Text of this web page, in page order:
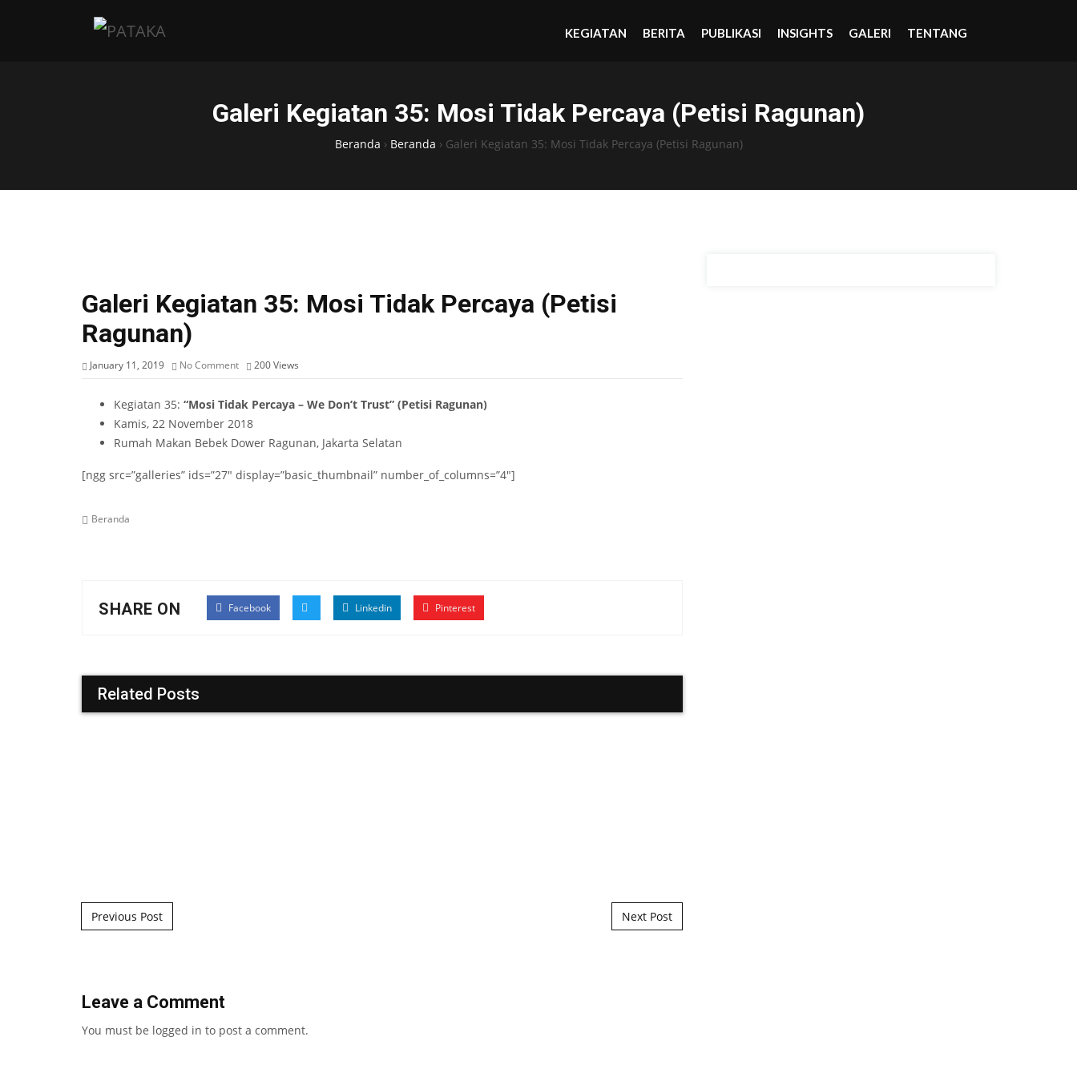
KEGIATAN BERITA PUBLIKASI INSIGHTS GALERI TENTANG
Galeri Kegiatan 35: Mosi Tidak Percaya (Petisi Ragunan)
Beranda › Beranda › Galeri Kegiatan 35: Mosi Tidak Percaya (Petisi Ragunan)
Galeri Kegiatan 35: Mosi Tidak Percaya (Petisi
Ragunan)
January 11, 2019 No Comment 200Views
Kegiatan 35: “Mosi Tidak Percaya – We Don’t Trust” (Petisi Ragunan)
Kamis, 22 November 2018
Rumah Makan Bebek Dower Ragunan, Jakarta Selatan
[ngg src=”galleries” ids=”27″ display=”basic_thumbnail” number_of_columns=”4″]
Beranda
SHARE ON Facebook Linkedin Pinterest
Related Posts
Post navigation
Previous Post Next Post
Leave a Comment
You must be logged in to post a comment.